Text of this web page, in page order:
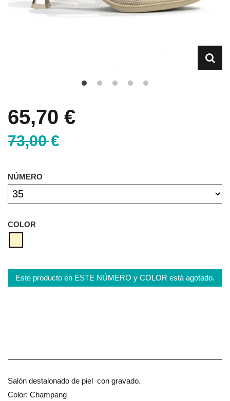
65,70 €
73,00 €
NÚMERO
COLOR
Este producto en ESTE NÚMERO y COLOR está agotado.
Salón destalonado de piel con gravado.
Color: Champang